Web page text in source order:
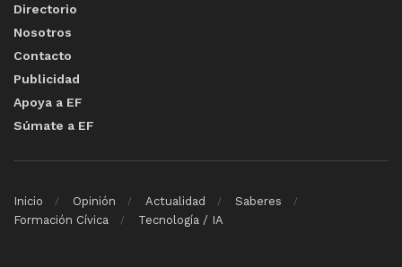
Directorio
Nosotros
Contacto
Publicidad
Apoya a EF
Súmate a EF
Inicio Opinión Actualidad
Saberes
Formación Cívica
Tecnología / IA